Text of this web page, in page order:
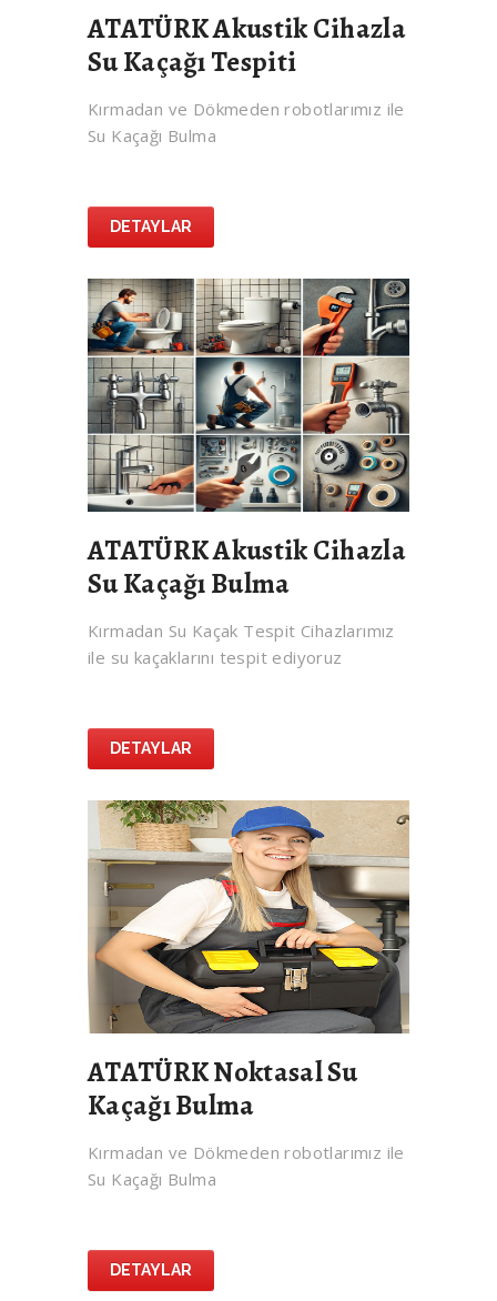
ATATÜRK Akustik Cihazla
Su Kaçağı Tespiti
Kırmadan ve Dökmeden robotlarımız ile
Su Kaçağı Bulma
DETAYLAR
ATATÜRK Akustik Cihazla
Su Kaçağı Bulma
Kırmadan Su Kaçak Tespit Cihazlarımız
ile su kaçaklarını tespit ediyoruz
DETAYLAR
ATATÜRK Noktasal Su
Kaçağı Bulma
Kırmadan ve Dökmeden robotlarımız ile
Su Kaçağı Bulma
DETAYLAR